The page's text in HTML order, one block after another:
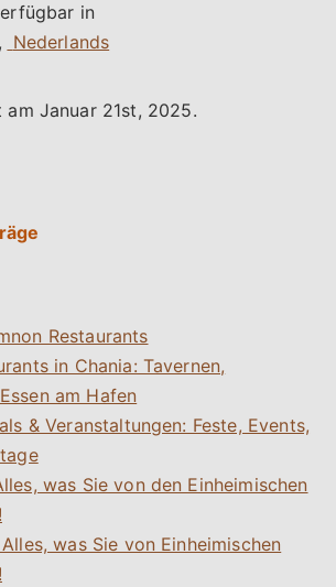
in
,
am Januar 21st, 2025.
Restaurants
in Chania: Tavernen,
am Hafen
& Veranstaltungen: Feste, Events,
was Sie von den Einheimischen
was Sie von Einheimischen